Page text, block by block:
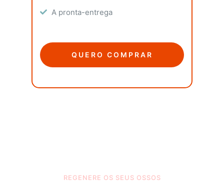
A pronta-entrega
QUERO COMPRAR
REGENERE OS SEUS OSSOS